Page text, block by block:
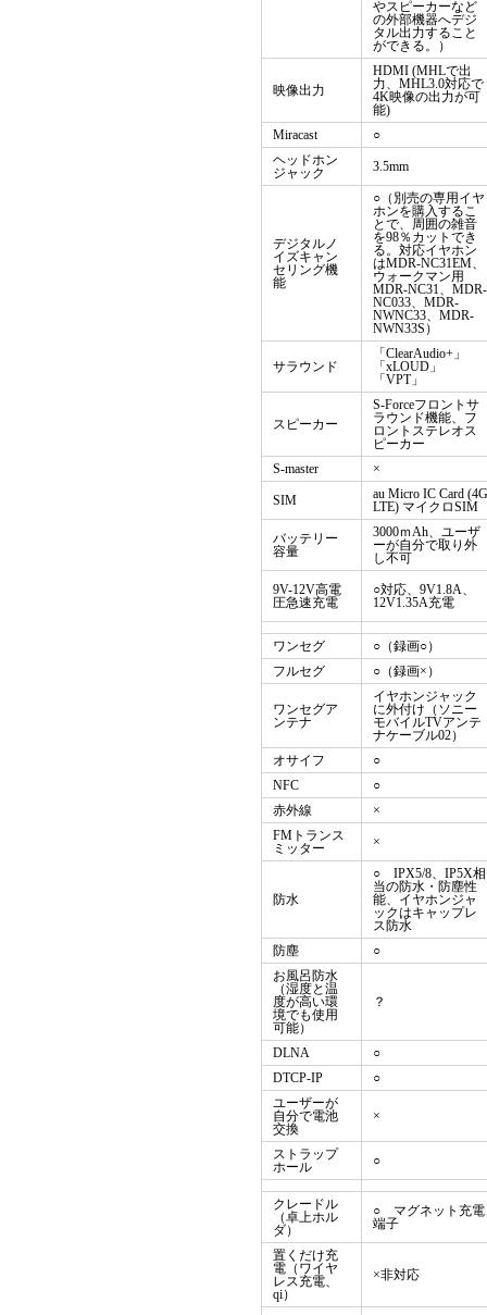
やスピーカーなど
の外部機器へデジ
タル出力すること
ができる。）
映像出力
HDMI (MHLで出
力、MHL3.0対応で
4K映像の出力が可
能)
Miracast
○
ヘッドホン
ジャック
3.5mm
デジタルノ
イズキャン
セリング機
能
○（別売の専用イヤ
ホンを購入するこ
とで、周囲の雑音
を98％カットでき
る。対応イヤホン
はMDR-NC31EM、
ウォークマン用
MDR-NC31、MDR-
NC033、MDR-
NWNC33、MDR-
NWN33S）
サラウンド
「ClearAudio+」
「xLOUD」
「VPT」
スピーカー
S-Forceフロントサ
ラウンド機能、フ
ロントステレオス
ピーカー
S-master
×
SIM
au Micro IC Card (4G
LTE) マイクロSIM
バッテリー
容量
3000ｍAh、ユーザ
ーが自分で取り外
し不可
9V-12V高電
圧急速充電
○対応、9V1.8A、
12V1.35A充電
ワンセグ
○（録画○）
フルセグ
○（録画×）
ワンセグア
ンテナ
イヤホンジャック
に外付け（ソニー
モバイルTVアンテ
ナケーブル02）
オサイフ
○
NFC
○
赤外線
×
FMトランス
ミッター
×
防水
○ IPX5/8、IP5X相
当の防水・防塵性
能、イヤホンジャ
ックはキャップレ
ス防水
防塵
○
お風呂防水
（湿度と温
度が高い環
境でも使用
可能）
？
DLNA
○
DTCP-IP
○
ユーザーが
自分で電池
交換
×
ストラップ
ホール
○
クレードル
（卓上ホル
ダ）
○ マグネット充電
端子
置くだけ充
電（ワイヤ
レス充電、
qi）
×非対応